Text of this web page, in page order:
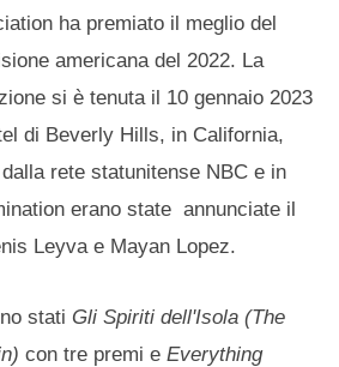
ha premiato il meglio del
americana del 2022. La
si è tenuta il 10 gennaio 2023
di Beverly Hills, in California,
rete statunitense NBC e in
erano state annunciate il
Leyva e Mayan Lopez.
stati Gli Spiriti dell'Isola (The
con tre premi eEverything